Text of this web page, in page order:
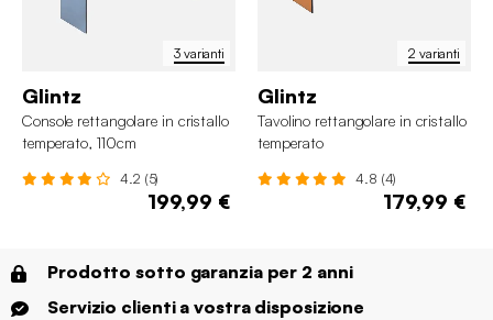
3 varianti
Glintz
Console rettangolare in cristallo
temperato, 110cm
4.2 (5)
199,99 €
2 varianti
Glintz
Tavolino rettangolare in cristallo
temperato
4.8 (4)
179,99 €
Prodotto sotto garanzia per 2 anni
Servizio clienti a vostra disposizione